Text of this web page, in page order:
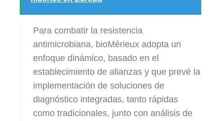
Para combatir la resistencia
antimicrobiana, bioMérieux adopta un
enfoque dinámico, basado en el
establecimiento de alianzas y que prevé la
implementación de soluciones de
diagnóstico integradas, tanto rápidas
como tradicionales, junto con análisis de